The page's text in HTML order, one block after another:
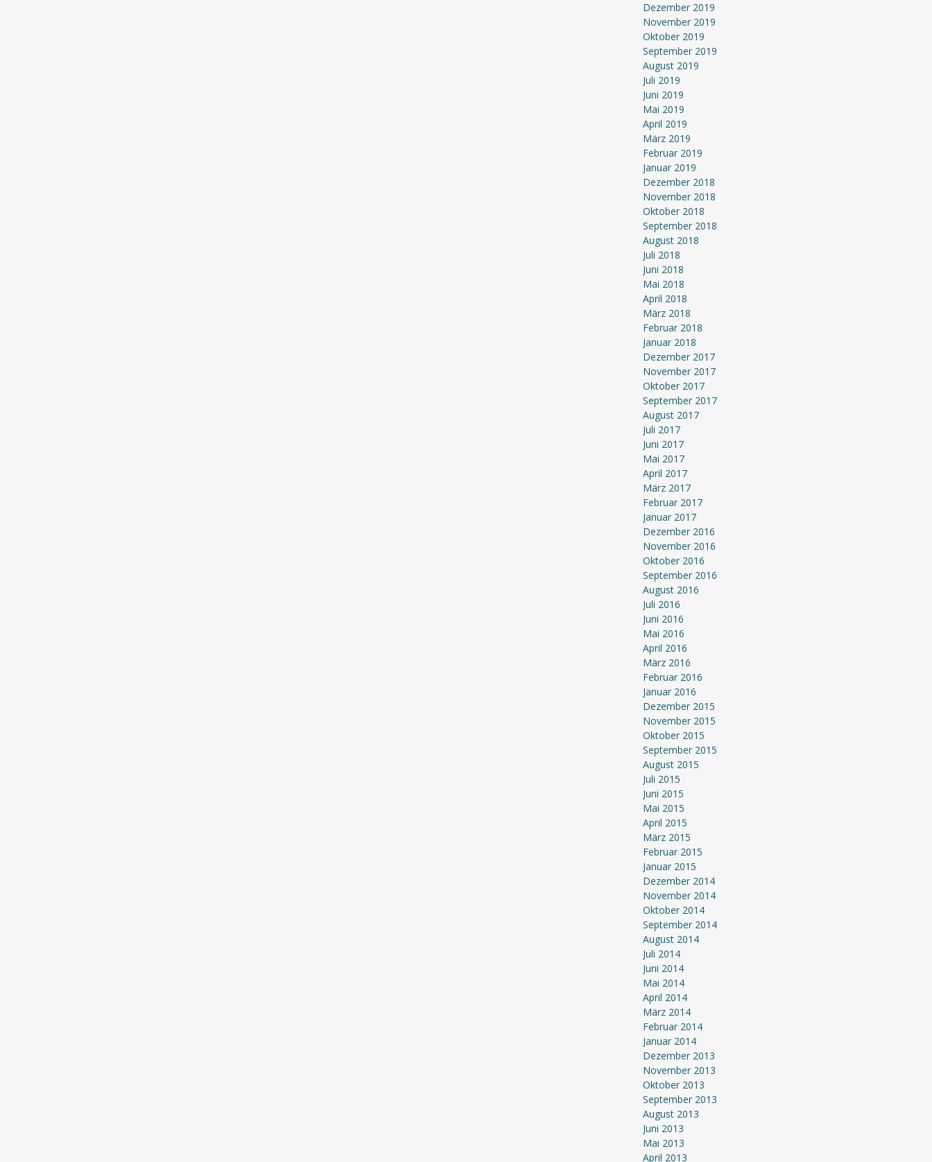
Dezember 2019
November 2019
Oktober 2019
September 2019
August 2019
Juli 2019
Juni 2019
Mai 2019
April 2019
März 2019
Februar 2019
Januar 2019
Dezember 2018
November 2018
Oktober 2018
September 2018
August 2018
Juli 2018
Juni 2018
Mai 2018
April 2018
März 2018
Februar 2018
Januar 2018
Dezember 2017
November 2017
Oktober 2017
September 2017
August 2017
Juli 2017
Juni 2017
Mai 2017
April 2017
März 2017
Februar 2017
Januar 2017
Dezember 2016
November 2016
Oktober 2016
September 2016
August 2016
Juli 2016
Juni 2016
Mai 2016
April 2016
März 2016
Februar 2016
Januar 2016
Dezember 2015
November 2015
Oktober 2015
September 2015
August 2015
Juli 2015
Juni 2015
Mai 2015
April 2015
März 2015
Februar 2015
Januar 2015
Dezember 2014
November 2014
Oktober 2014
September 2014
August 2014
Juli 2014
Juni 2014
Mai 2014
April 2014
März 2014
Februar 2014
Januar 2014
Dezember 2013
November 2013
Oktober 2013
September 2013
August 2013
Juni 2013
Mai 2013
April 2013